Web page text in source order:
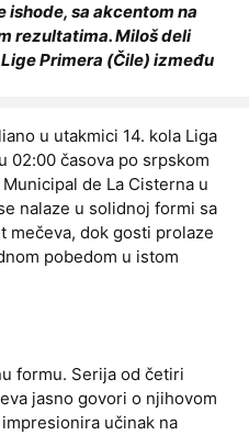
ishode, sa akcentom na
rezultatima. Miloš deli
Primera (Čile) između
u utakmici 14. kola Liga
02:00 časova po srpskom
de La Cisterna u
nalaze u solidnoj formi sa
dok gosti prolaze
pobedom u istom
formu. Serija od četiri
jasno govori o njihovom
učinak na